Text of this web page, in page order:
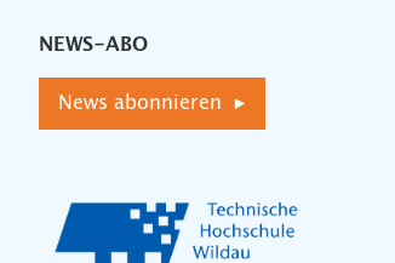
NEWS-ABO
News abonnieren ▸